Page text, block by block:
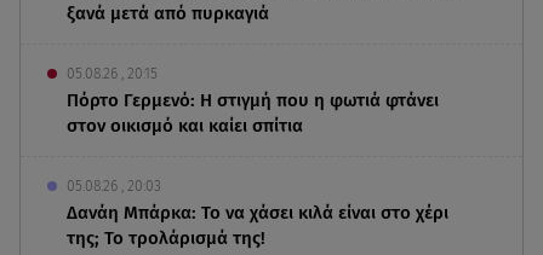
ξανά μετά από πυρκαγιά
05.08.26 , 20:15
Πόρτο Γερμενό: Η στιγμή που η φωτιά φτάνει
στον οικισμό και καίει σπίτια
05.08.26 , 20:03
Δανάη Μπάρκα: Το να χάσει κιλά είναι στο χέρι
της; Το τρολάρισμά της!